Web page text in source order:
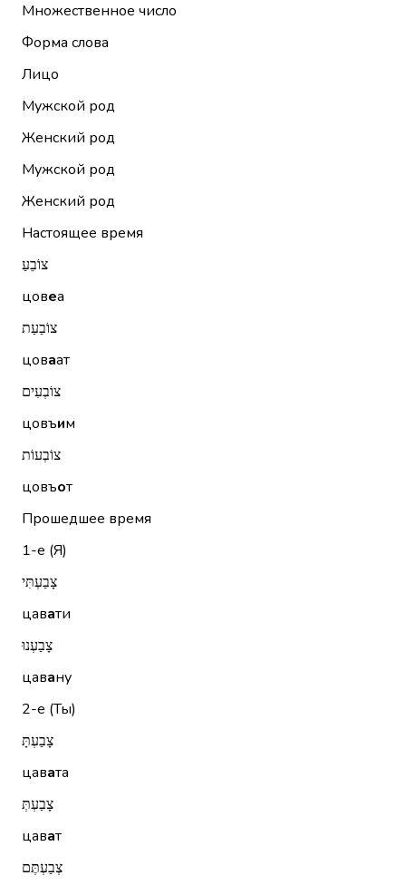
Множественное число
Форма слова
Лицо
Мужской род
Женский род
Мужской род
Женский род
Настоящее время
צוֹבֵעַ
цовеа
צוֹבַעַת
цоваат
צוֹבְעִים
цовъим
צוֹבְעוֹת
цовъот
Прошедшее время
1-е (Я)
צָבַעְתִּי
цавати
צָבַעְנוּ
цавану
2-е (Ты)
צָבַעְתָּ
цавата
צָבַעְתְּ
цават
צְבַעְתֶּם